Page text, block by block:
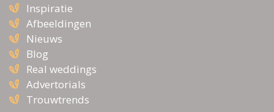
Inspiratie
Afbeeldingen
Nieuws
Blog
Real weddings
Advertorials
Trouwtrends